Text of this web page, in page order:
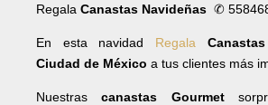
Regala Canastas Navideñas ✆
En esta navidad Regala
Ciudad de México a tus clientes más
Nuestrascanastas Gourmet